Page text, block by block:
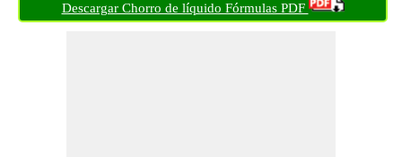
Descargar Chorro de líquido Fórmulas PDF